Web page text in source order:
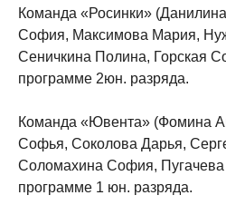
Команда «Росинки»
София, Максимова Мария,
Сеничкина Полина, Горская
программе 2юн. разряда.
Команда «Ювента» (Фомина
Софья, Соколова Дарья,
Соломахина София,
программе 1 юн. разряда.